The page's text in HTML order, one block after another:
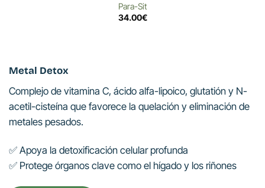
Para-Sit
34.00€
Metal Detox
Complejo de vitamina C, ácido alfa-lipoico, glutatión y N-
acetil-cisteína que favorece la quelación y eliminación de
metales pesados.
✅ Apoya la detoxificación celular profunda
✅ Protege órganos clave como el hígado y los riñones